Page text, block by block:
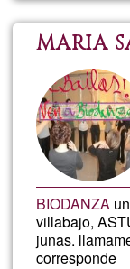
MARIA
BIODANZA
villabajo,
junas.
corresponde